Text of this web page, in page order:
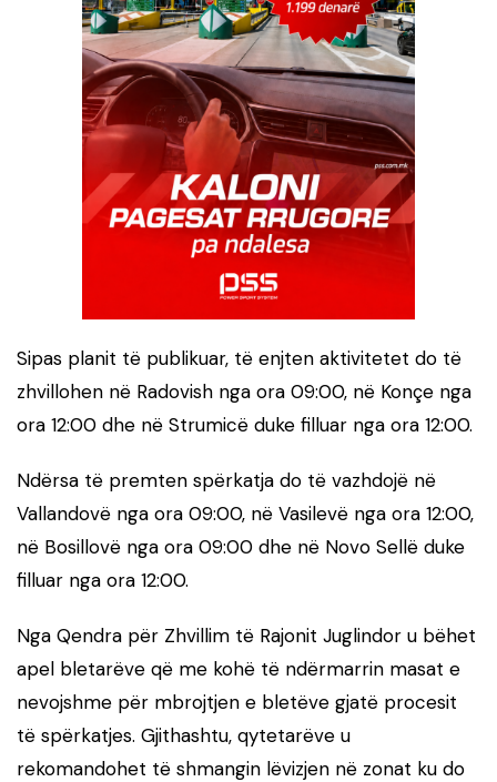
Sipas planit të publikuar, të enjten aktivitetet do të
zhvillohen në Radovish nga ora 09:00, në Konçe nga
ora 12:00 dhe në Strumicë duke filluar nga ora 12:00.
Ndërsa të premten spërkatja do të vazhdojë në
Vallandovë nga ora 09:00, në Vasilevë nga ora 12:00,
në Bosillovë nga ora 09:00 dhe në Novo Sellë duke
filluar nga ora 12:00.
Nga Qendra për Zhvillim të Rajonit Juglindor u bëhet
apel bletarëve që me kohë të ndërmarrin masat e
nevojshme për mbrojtjen e bletëve gjatë procesit
të spërkatjes. Gjithashtu, qytetarëve u
rekomandohet të shmangin lëvizjen në zonat ku do